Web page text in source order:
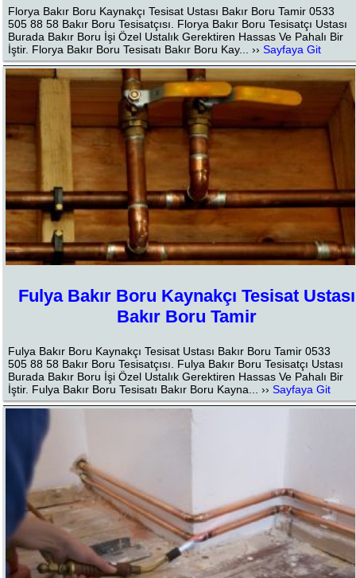
Florya Bakır Boru Kaynakçı Tesisat Ustası Bakır Boru Tamir 0533
505 88 58 Bakır Boru Tesisatçısı. Florya Bakır Boru Tesisatçı Ustası
Burada Bakır Boru İşi Özel Ustalık Gerektiren Hassas Ve Pahalı Bir
İştir. Florya Bakır Boru Tesisatı Bakır Boru Kay... ››Sayfaya Git
Fulya Bakır Boru Kaynakçı Tesisat Ustası
Bakır Boru Tamir
Fulya Bakır Boru Kaynakçı Tesisat Ustası Bakır Boru Tamir 0533
505 88 58 Bakır Boru Tesisatçısı. Fulya Bakır Boru Tesisatçı Ustası
Burada Bakır Boru İşi Özel Ustalık Gerektiren Hassas Ve Pahalı Bir
İştir. Fulya Bakır Boru Tesisatı Bakır Boru Kayna... ››Sayfaya Git